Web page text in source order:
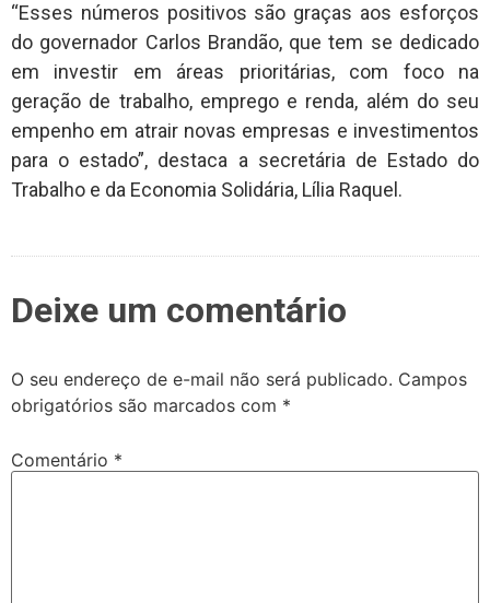
“Esses números positivos são graças aos esforços
do governador Carlos Brandão, que tem se dedicado
em investir em áreas prioritárias, com foco na
geração de trabalho, emprego e renda, além do seu
empenho em atrair novas empresas e investimentos
para o estado”, destaca a secretária de Estado do
Trabalho e da Economia Solidária, Lília Raquel.
Deixe um comentário
O seu endereço de e-mail não será publicado. Campos
obrigatórios são marcados com *
Comentário *